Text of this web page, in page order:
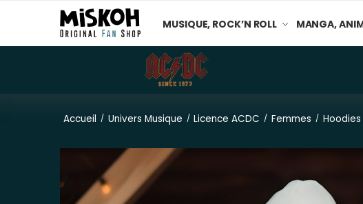
MUSIQUE, ROCK’N ROLL MANGA,
Accueil / Univers Musique / Licence ACDC / Femmes / Hoodies